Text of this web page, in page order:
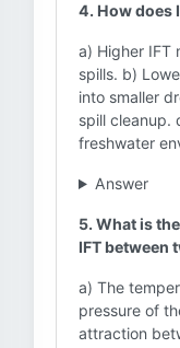
4. How does
a) Higher IFT
spills. b)
into smaller
spill cleanup.
freshwater
Answer
5. What is
IFT between
a) The
pressure of
attraction